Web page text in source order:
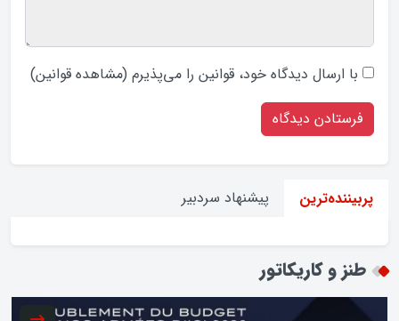
با ارسال دیدگاه‌ خود، قوانین را می‌پذیرم (مشاهده قوانین)
پربیننده‌ترین پیشنهاد سردبیر
طنز و کاریکاتور